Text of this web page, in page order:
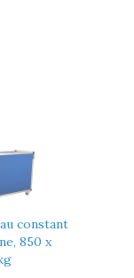
constant
850 x